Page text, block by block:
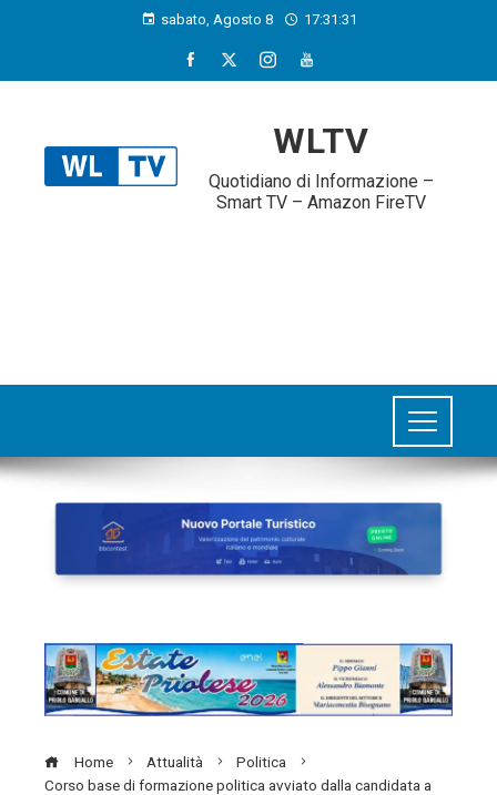
sabato, Agosto 8 17:31:32
WLTV
Quotidiano di Informazione –
Smart TV – Amazon FireTV
Home Attualità
Politica
Corso base di formazione politica avviato dalla candidata a